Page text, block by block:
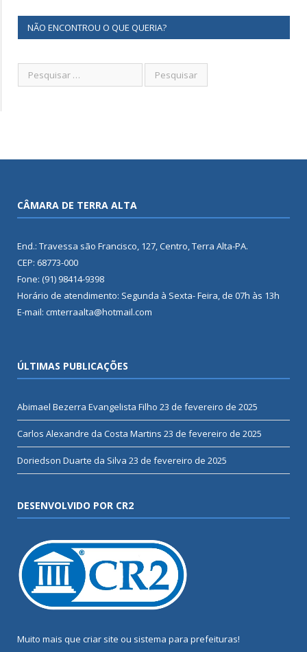
NÃO ENCONTROU O QUE QUERIA?
CÂMARA DE TERRA ALTA
End.: Travessa são Francisco, 127, Centro, Terra Alta-PA.
CEP: 68773-000
Fone: (91) 98414-9398
Horário de atendimento: Segunda à Sexta- Feira, de 07h às 13h
E-mail: cmterraalta@hotmail.com
ÚLTIMAS PUBLICAÇÕES
Abimael Bezerra Evangelista Filho 23 de fevereiro de 2025
Carlos Alexandre da Costa Martins 23 de fevereiro de 2025
Doriedson Duarte da Silva 23 de fevereiro de 2025
DESENVOLVIDO POR CR2
Muito mais que criar site ou sistema para prefeituras!